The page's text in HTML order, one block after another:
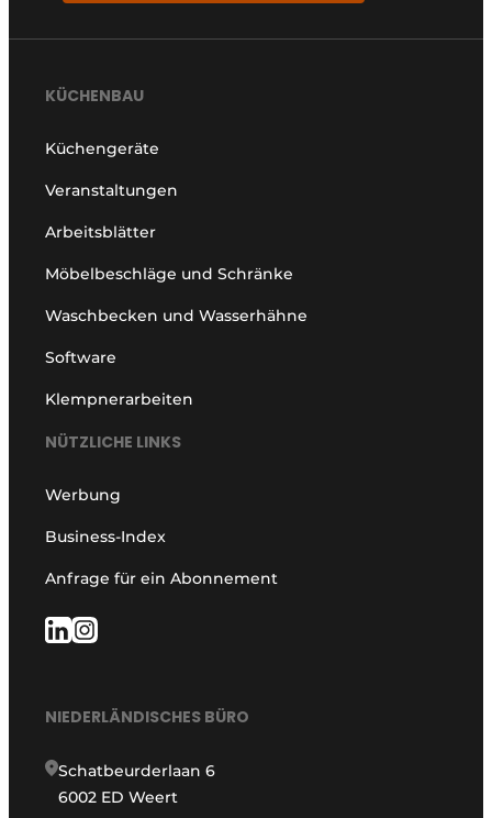
KÜCHENBAU
Küchengeräte
Veranstaltungen
Arbeitsblätter
Möbelbeschläge und Schränke
Waschbecken und Wasserhähne
Software
Klempnerarbeiten
NÜTZLICHE LINKS
Werbung
Business-Index
Anfrage für ein Abonnement
NIEDERLÄNDISCHES BÜRO
Schatbeurderlaan 6
6002 ED Weert